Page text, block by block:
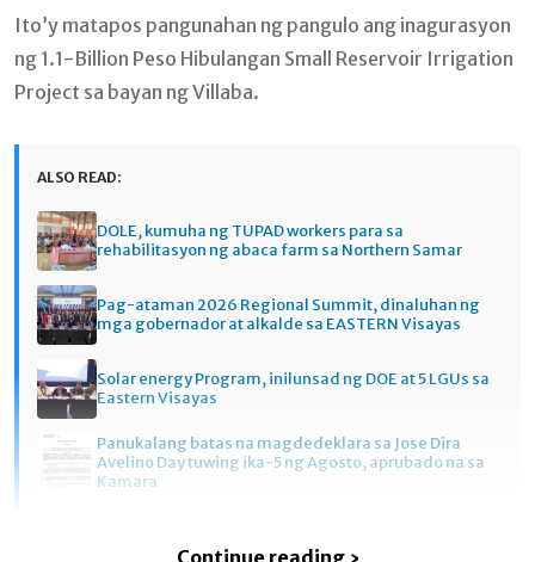
Ito’y matapos pangunahan ng pangulo ang inagurasyon
ng 1.1-Billion Peso Hibulangan Small Reservoir Irrigation
Project sa bayan ng Villaba.
ALSO READ:
DOLE, kumuha ng TUPAD workers para sa
rehabilitasyon ng abaca farm sa Northern Samar
Pag-ataman 2026 Regional Summit, dinaluhan ng
mga gobernador at alkalde sa EASTERN Visayas
Solar energy Program, inilunsad ng DOE at 5 LGUs sa
Eastern Visayas
Panukalang batas na magdedeklara sa Jose Dira
Avelino Day tuwing ika-5 ng Agosto, aprubado na sa
Kamara